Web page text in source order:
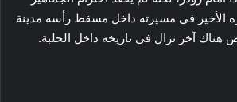
الأخير في مسيرته داخل مسقط رأسه مدينة
آخر نزال في تاريخه داخل الحلبة.